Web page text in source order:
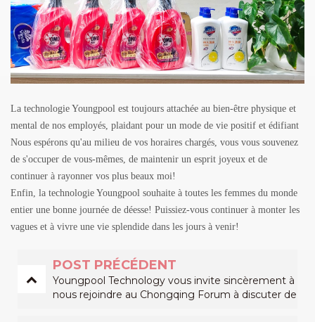
La technologie Youngpool est toujours attachée au bien-être physique et
mental de nos employés, plaidant pour un mode de vie positif et édifiant
Nous espérons qu'au milieu de vos horaires chargés, vous vous souvenez
de s'occuper de vous-mêmes, de maintenir un esprit joyeux et de
continuer à rayonner vos plus beaux moi!
Enfin, la technologie Youngpool souhaite à toutes les femmes du monde
entier une bonne journée de déesse! Puissiez-vous continuer à monter les
vagues et à vivre une vie splendide dans les jours à venir!
POST PRÉCÉDENT
Youngpool Technology vous invite sincèrement à
nous rejoindre au Chongqing Forum à discuter de